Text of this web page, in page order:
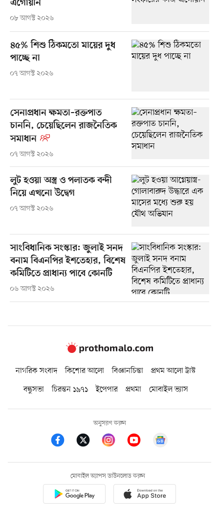
এগোয়নি
০৮ আগস্ট ২০২৬
৪৫% শিশু ঠিকমতো মায়ের দুধ
পাচ্ছে না
০৭ আগস্ট ২০২৬
সেনাপ্রধান ক্ষমতা–রক্তপাত
চাননি, চেয়েছিলেন রাজনৈতিক
সমাধান
০৭ আগস্ট ২০২৬
লুট হওয়া অস্ত্র ও পলাতক বন্দী
নিয়ে এখনো উদ্বেগ
০৭ আগস্ট ২০২৬
সাংবিধানিক সংস্কার: জুলাই সনদ
বনাম বিএনপির ইশতেহার, বিশেষ
কমিটিতে প্রাধান্য পাবে কোনটি
০৬ আগস্ট ২০২৬
নাগরিক সংবাদ কিশোর আলো বিজ্ঞানচিন্তা
প্রথম আলো ট্রাস্ট
বন্ধুসভা
চিরন্তন ১৯৭১ ইপেপার প্রথমা মোবাইল ভ্যাস
অনুসরণ করুন
মোবাইল অ্যাপস ডাউনলোড করুন